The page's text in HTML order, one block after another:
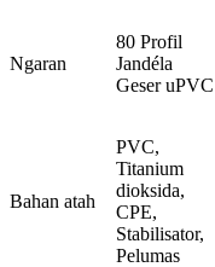
Ngaran
80 Profil
Jandéla
Geser uPVC
Bahan atah
PVC,
Titanium
dioksida,
CPE,
Stabilisator,
Pelumas